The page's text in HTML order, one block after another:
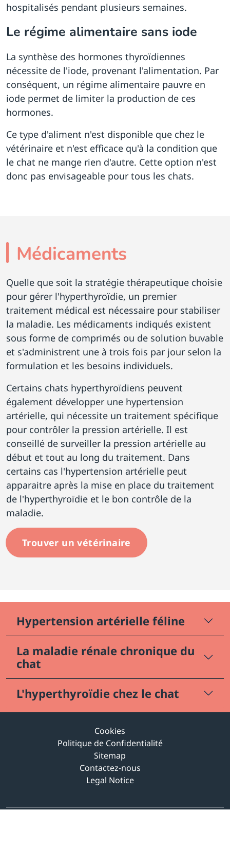
hospitalisés pendant plusieurs semaines.
Le régime alimentaire sans iode
La synthèse des hormones thyroïdiennes
nécessite de l'iode, provenant l'alimentation. Par
conséquent, un régime alimentaire pauvre en
iode permet de limiter la production de ces
hormones.
Ce type d'aliment n'est disponible que chez le
vétérinaire et n'est efficace qu'à la condition que
le chat ne mange rien d'autre. Cette option n'est
donc pas envisageable pour tous les chats.
Médicaments
Quelle que soit la stratégie thérapeutique choisie
pour gérer l'hyperthyroïdie, un premier
traitement médical est nécessaire pour stabiliser
la maladie. Les médicaments indiqués existent
sous forme de comprimés ou de solution buvable
et s'administrent une à trois fois par jour selon la
formulation et les besoins individuels.
Certains chats hyperthyroïdiens peuvent
également développer une hypertension
artérielle, qui nécessite un traitement spécifique
pour contrôler la pression artérielle. Il est
conseillé de surveiller la pression artérielle au
début et tout au long du traitement. Dans
certains cas l'hypertension artérielle peut
apparaitre après la mise en place du traitement
de l'hyperthyroïdie et le bon contrôle de la
maladie.
Trouver un vétérinaire
Hypertension artérielle féline
La maladie rénale chronique du
chat
L'hyperthyroïdie chez le chat
Cookies
Politique de Confidentialité
Sitemap
Contactez-nous
Legal Notice